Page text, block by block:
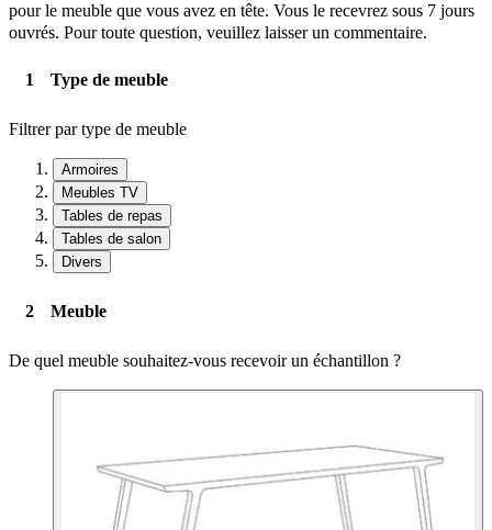
pour le meuble que vous avez en tête. Vous le recevrez sous 7 jours
ouvrés. Pour toute question, veuillez laisser un commentaire.
Type de meuble
Filtrer par type de meuble
Armoires
Meubles TV
Tables de repas
Tables de salon
Divers
Meuble
De quel meuble souhaitez-vous recevoir un échantillon ?